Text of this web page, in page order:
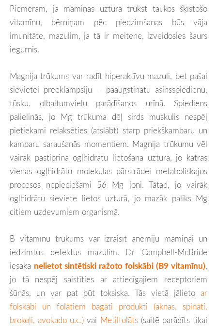
Piemēram, ja māmiņas uzturā trūkst taukos šķīstošo
vitamīnu, bērniņam pēc piedzimšanas būs vāja
imunitāte, mazulim, ja tā ir meitene, izveidosies šaurs
iegurnis.
Magnija trūkums var radīt hiperaktīvu mazuli, bet pašai
sievietei preeklampsiju – paaugstinātu asinsspiedienu,
tūsku, olbaltumvielu parādīšanos urīnā. Spiediens
palielinās, jo Mg trūkuma dēļ sirds muskulis nespēj
pietiekami relaksēties (atslābt) starp priekškambaru un
kambaru saraušanās momentiem. Magnija trūkumu vēl
vairāk pastiprina ogļhidrātu lietošana uzturā, jo katras
vienas ogļhidrātu molekulas pārstrādei metaboliskajos
procesos nepieciešami 56 Mg joni. Tātad, jo vairāk
ogļhidrātu sieviete lietos uzturā, jo mazāk paliks Mg
citiem uzdevumiem organismā.
B vitamīnu trūkums var izraisīt anēmiju māmiņai un
iedzimtus defektus mazulim. Dr Campbell-McBride
iesaka nelietot sintētiski ražoto folskābi (B9 vitamīnu),
jo tā nespēj saistīties ar attiecīgajiem receptoriem
šūnās, un var pat būt toksiska. Tās vietā jālieto ar
folskābi un folātiem bagāti produkti (aknas, spināti,
brokoļi, avokado u.c.) vai Metilfolāts(saitē parādīts tikai